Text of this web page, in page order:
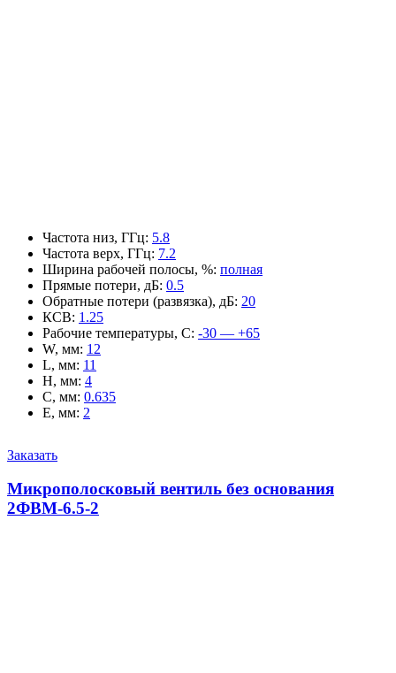
Частота низ, ГГц: 5.8
Частота верх, ГГц: 7.2
Ширина рабочей полосы, %: полная
Прямые потери, дБ: 0.5
Обратные потери (развязка), дБ: 20
КСВ: 1.25
Рабочие температуры, С: -30 — +65
W, мм: 12
L, мм: 11
H, мм: 4
C, мм: 0.635
E, мм: 2
Заказать
Микрополосковый вентиль без основания
2ФВМ-6.5-2